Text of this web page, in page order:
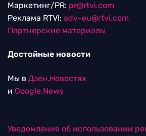
Маркетинг/PR: pr@rtvi.com
Реклама RTVI: adv-eu@rtvi.com
Партнерские материалы
Достойные новости
Мы в Дзен.Новостях
и Google.News
Уведомление об использовании